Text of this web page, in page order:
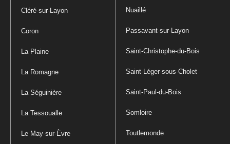
Cléré-sur-Layon
Coron
La Plaine
La Romagne
La Séguinière
La Tessoualle
Le May-sur-Èvre
Nuaillé
Passavant-sur-Layon
Saint-Christophe-du-Bois
Saint-Léger-sous-Cholet
Saint-Paul-du-Bois
Somloire
Toutlemonde